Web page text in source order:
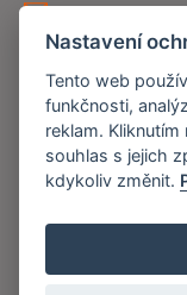
Nastavení
Tento web
funkčnosti,
reklam. Kliknutím
souhlas s jejich
kdykoliv změnit.